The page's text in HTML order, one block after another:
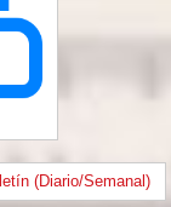
(Diario/Semanal)